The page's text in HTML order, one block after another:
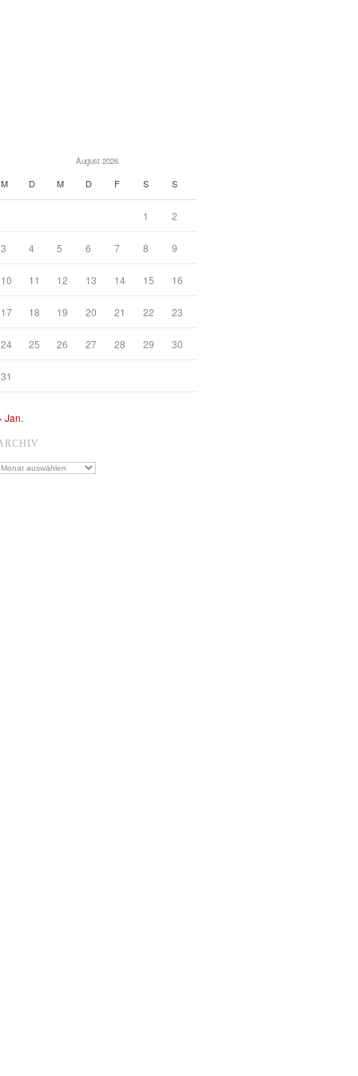
August 2026
M D M D F S S
1 2
3 4 5 6 7 8 9
10 11 12 13 14 15 16
17 18 19 20 21 22 23
24 25 26 27 28 29 30
31
Jan.
Archiv